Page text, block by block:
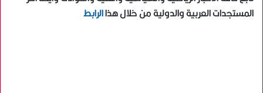
المستجدات العربية والدولية من خلال هذاالرابط